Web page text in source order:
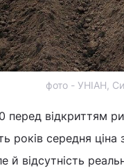
фото - УНІАН,
перед відкриттям
років середня
й відсутність